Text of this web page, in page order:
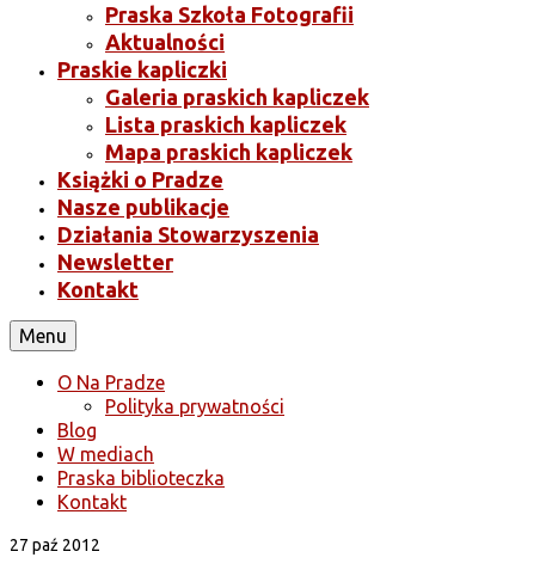
Praska Szkoła Fotografii
Aktualności
Praskie kapliczki
Galeria praskich kapliczek
Lista praskich kapliczek
Mapa praskich kapliczek
Książki o Pradze
Nasze publikacje
Działania Stowarzyszenia
Newsletter
Kontakt
Menu
O Na Pradze
Polityka prywatności
Blog
W mediach
Praska biblioteczka
Kontakt
27 paź 2012